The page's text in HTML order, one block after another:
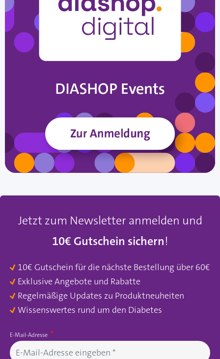
Jetzt zum Newsletter anmelden und
10€ Gutschein sichern!
10€ Gutschein für die nächste Bestellung über 60€
Exklusive Angebote und Rabatte
Regelmäßige Updates zu Produktneuheiten
Wissenswertes rund um den Diabetes
E-Mail-Adresse